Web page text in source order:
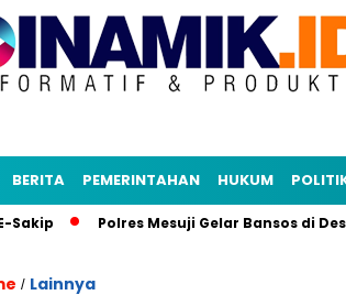
BERITA PEMERINTAHAN HUKUM
Polres Mesuji Gelar Bansos di Desa
/ Lainnya